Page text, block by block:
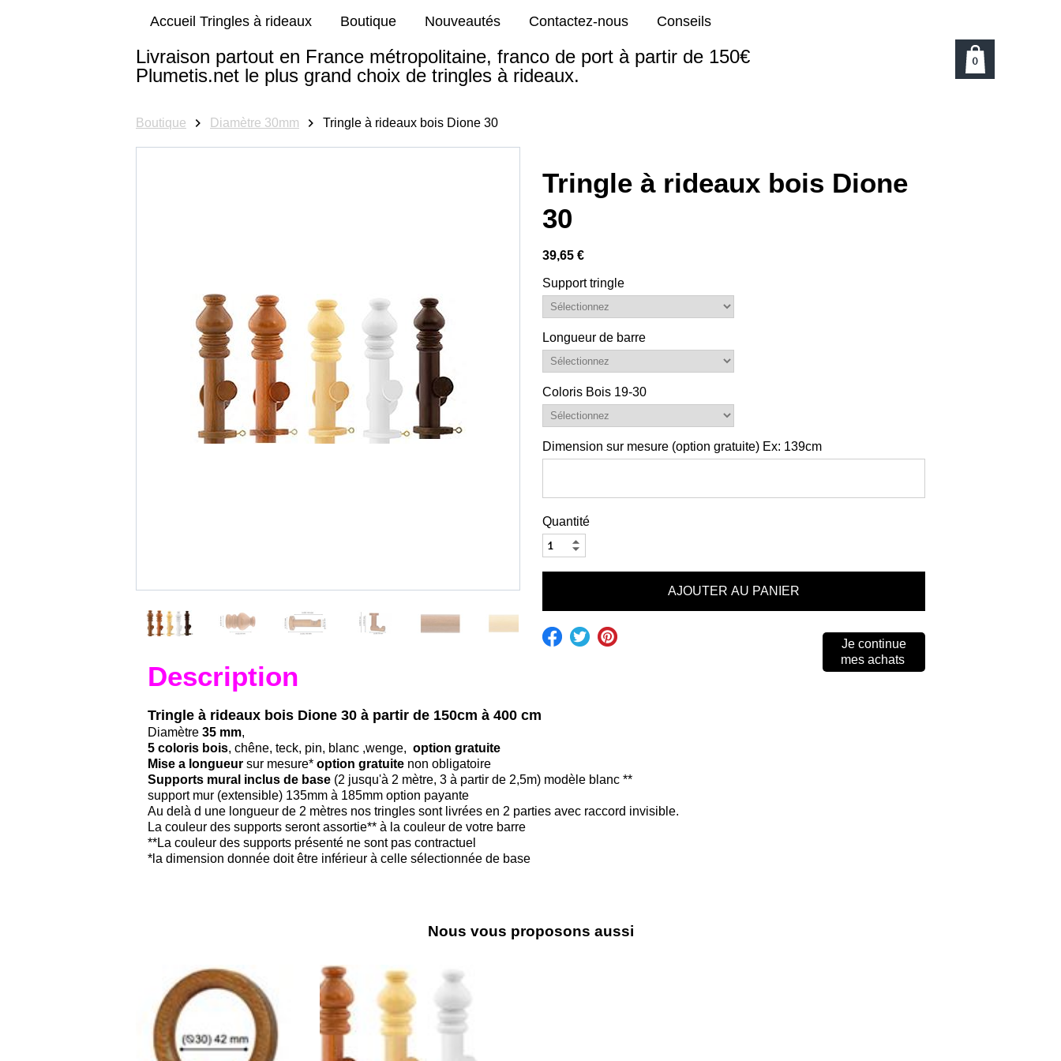
Accueil Tringles à rideaux Boutique Nouveautés Contactez-nous Conseils
Livraison partout en France métropolitaine, franco de port à partir de 150€
Plumetis.net le plus grand choix de tringles à rideaux.
Boutique Diamètre 30mm Tringle à rideaux bois Dione 30
Tringle à rideaux bois Dione
30
39,65 €
Support tringle
Longueur de barre
Coloris Bois 19-30
Dimension sur mesure (option gratuite) Ex: 139cm
Quantité
Description
Tringle à rideaux bois Dione 30 à partir de 150cm à 400 cm
Diamètre 35 mm,
5 coloris bois, chêne, teck, pin, blanc ,wenge, option gratuite
Mise a longueur sur mesure* option gratuite non obligatoire
Supports mural inclus de base (2 jusqu'à 2 mètre, 3 à partir de 2,5m) modèle blanc **
support mur (extensible) 135mm à 185mm option payante
Au delà d une longueur de 2 mètres nos tringles sont livrées en 2 parties avec raccord invisible.
La couleur des supports seront assortie** à la couleur de votre barre
**La couleur des supports présenté ne sont pas contractuel
*la dimension donnée doit être inférieur à celle sélectionnée de base
Nous vous proposons aussi
Je continue
mes achats
0